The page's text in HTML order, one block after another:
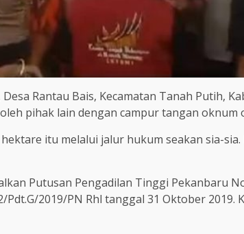
Rantau Bais, Kecamatan Tanah Putih,
pihak lain dengan campur tangan oknum
itu melalui jalur hukum seakan sia-sia.
Putusan Pengadilan Tinggi Pekanbaru
2019/PN Rhl tanggal 31 Oktober 2019.